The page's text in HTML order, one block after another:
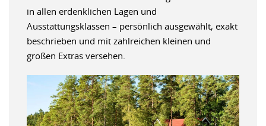
in allen erdenklichen Lagen und
Ausstattungsklassen – persönlich ausgewählt, exakt
beschrieben und mit zahlreichen kleinen und
großen Extras versehen.